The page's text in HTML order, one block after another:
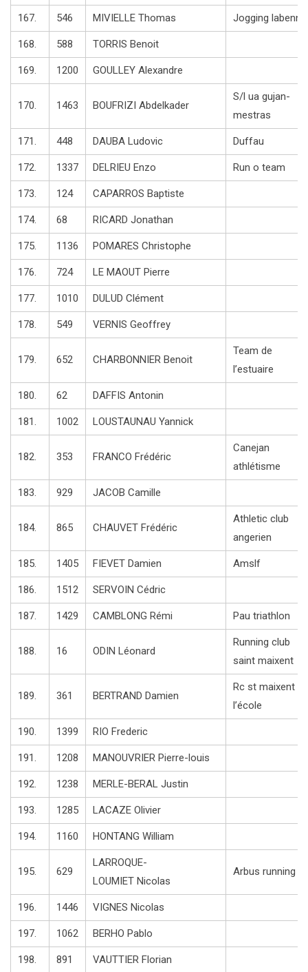
167. 546 MIVIELLE Thomas Jogging labenne
168. 588 TORRIS Benoit
169. 1200 GOULLEY Alexandre
170. 1463 BOUFRIZI Abdelkader
S/l ua gujan-
mestras
171. 448 DAUBA Ludovic Duffau
172. 1337 DELRIEU Enzo Run o team
173. 124 CAPARROS Baptiste
174. 68 RICARD Jonathan
175. 1136 POMARES Christophe
176. 724 LE MAOUT Pierre
177. 1010 DULUD Clément
178. 549 VERNIS Geoffrey
179. 652 CHARBONNIER Benoit
Team de
l’estuaire
180. 62 DAFFIS Antonin
181. 1002 LOUSTAUNAU Yannick
182. 353 FRANCO Frédéric
Canejan
athlétisme
183. 929 JACOB Camille
184. 865 CHAUVET Frédéric
Athletic club
angerien
185. 1405 FIEVET Damien Amslf
186. 1512 SERVOIN Cédric
187. 1429 CAMBLONG Rémi Pau triathlon
188. 16 ODIN Léonard
Running club
saint maixent
189. 361 BERTRAND Damien
Rc st maixent
l’école
190. 1399 RIO Frederic
191. 1208 MANOUVRIER Pierre-louis
192. 1238 MERLE-BERAL Justin
193. 1285 LACAZE Olivier
194. 1160 HONTANG William
195. 629
LARROQUE-
LOUMIET Nicolas
Arbus running
196. 1446 VIGNES Nicolas
197. 1062 BERHO Pablo
198. 891 VAUTTIER Florian